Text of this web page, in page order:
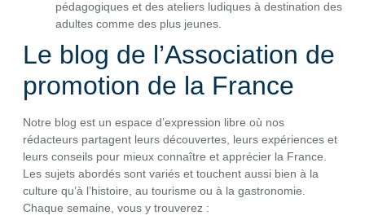
pédagogiques et des ateliers ludiques à destination des
adultes comme des plus jeunes.
Le blog de l’Association de
promotion de la France
Notre blog est un espace d’expression libre où nos
rédacteurs partagent leurs découvertes, leurs expériences et
leurs conseils pour mieux connaître et apprécier la France.
Les sujets abordés sont variés et touchent aussi bien à la
culture qu’à l’histoire, au tourisme ou à la gastronomie.
Chaque semaine, vous y trouverez :